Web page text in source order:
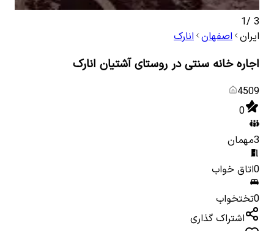
3
/
1
ایران اصفهان انارک
اجاره خانه سنتی در روستای آشتیان انارک
4509
0
3مهمان
0اتاق خواب
0تختخواب
اشتراک گذاری